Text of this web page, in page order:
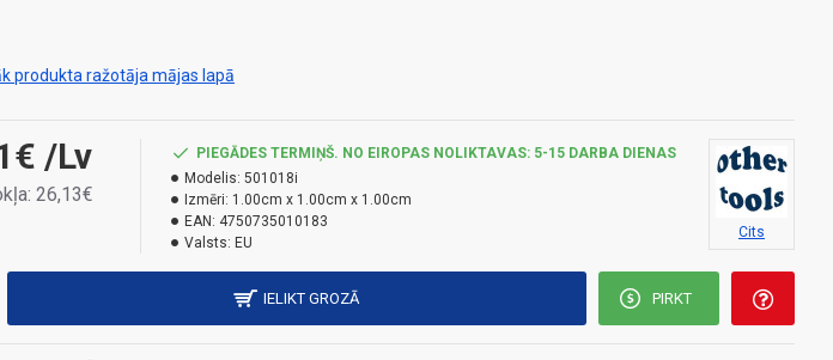
produkta ražotāja mājas lapā
/Lv
26,13€
PIEGĀDES TERMIŅŠ. NO EIROPAS NOLIKTAVAS: 5-15 DARBA DIENAS
Modelis: 501018i
Izmēri: 1.00cm x 1.00cm x 1.00cm
EAN: 4750735010183
Valsts: EU
Cits
IELIKT GROZĀ PIRKT